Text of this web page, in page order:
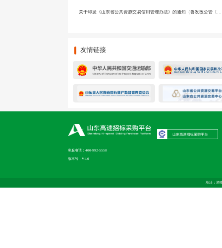
关于印发《山东省公共资源交易信用管理办法》的通知（鲁发改公管〔2024〕2号）
友情链接
客服电话：400-992-5558
版本号：V1.0
地址：济